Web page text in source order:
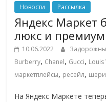
Новости Рассылка
Яндекс Маркет
люкс и
10.06.2022
Burberry, Chanel, Gucci, Louis
маркетплейсы, ресейл,
На Яндекс Маркете